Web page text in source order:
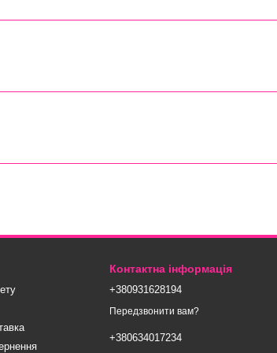
Контактна інформація
+380931628194
Передзвонити вам?
+380634017234